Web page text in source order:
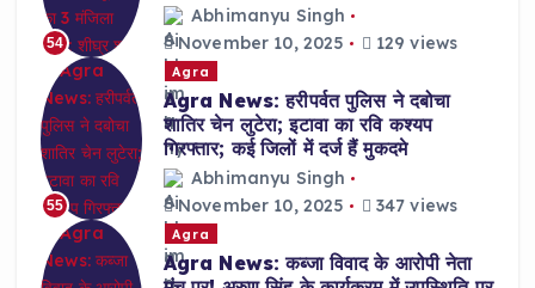
54
Abhimanyu Singh
November 10, 2025
129 views
55
Agra
Agra News: हरीपर्वत पुलिस ने दबोचा
शातिर चेन लुटेरा; इटावा का रवि कश्यप
गिरफ्तार; कई जिलों में दर्ज हैं मुकदमे
Abhimanyu Singh
November 10, 2025
347 views
Agra
Agra News: कब्जा विवाद के आरोपी नेता